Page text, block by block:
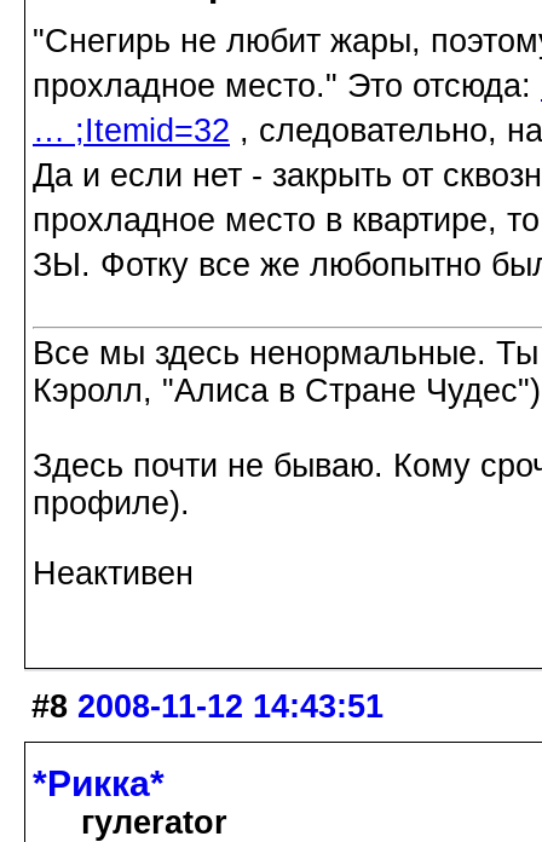
"Снегирь не любит жары,
прохладное место." Это отсюда:
… ;Itemid=32 , следовательно,
Да и если нет - закрыть от
прохладное место в квартире,
ЗЫ. Фотку все же любопытно
Все мы здесь ненормальные.
Кэролл, "Алиса в Стране Чудес")
Здесь почти не бываю. Кому
профиле).
Неактивен
#8 2008-11-12 14:43:51
*Рикка*
гулеrator